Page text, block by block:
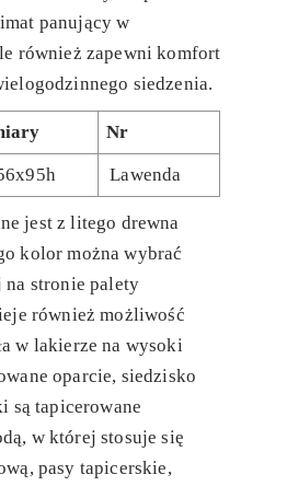
panujący w
również zapewni komfort
siedzenia.
Nr
Lawenda
jest z litego drewna
kolor można wybrać
na stronie palety
również możliwość
w lakierze na wysoki
oparcie, siedzisko
są tapicerowane
w której stosuje się
pasy tapicerskie,